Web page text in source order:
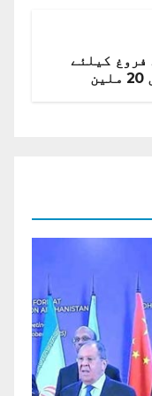
فروغ کیلئے
موبی لنک بینک میں 20 ملین